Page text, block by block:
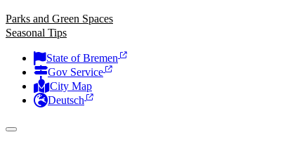
Parks and Green Spaces
Seasonal Tips
State of Bremen
Gov Service
City Map
Deutsch